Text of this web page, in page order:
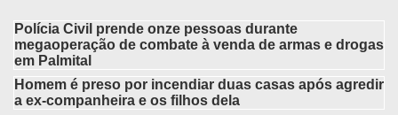
Polícia Civil prende onze pessoas durante
megaoperação de combate à venda de armas e drogas
em Palmital
Homem é preso por incendiar duas casas após agredir
a ex-companheira e os filhos dela